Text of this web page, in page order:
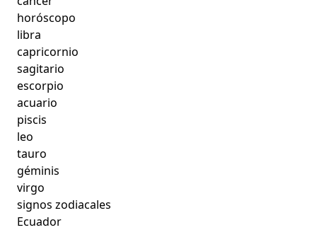
horóscopo
libra
capricornio
sagitario
escorpio
acuario
piscis
leo
tauro
géminis
virgo
signos zodiacales
Ecuador